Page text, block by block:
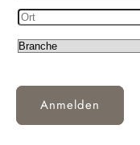
Ort
Branche
Anmelden